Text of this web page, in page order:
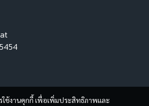
ใช้งานคุกกี้ เพื่อเพิ่มประสิทธิภาพและ